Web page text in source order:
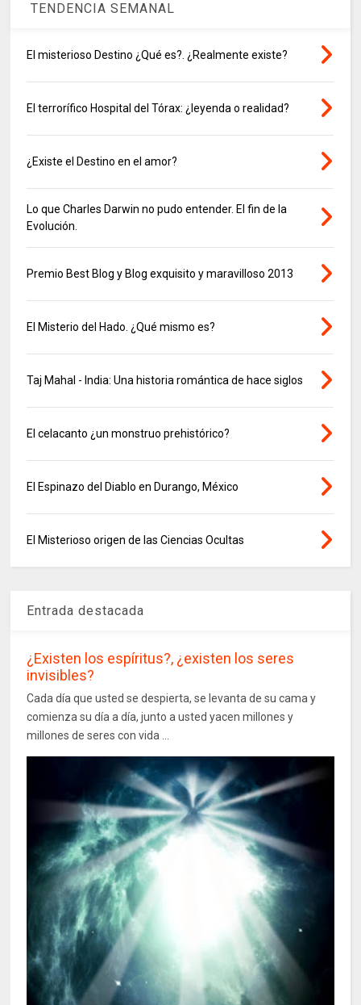
TENDENCIA SEMANAL
El misterioso Destino ¿Qué es?. ¿Realmente existe?
El terrorífico Hospital del Tórax: ¿leyenda o realidad?
¿Existe el Destino en el amor?
Lo que Charles Darwin no pudo entender. El fin de la
Evolución.
Premio Best Blog y Blog exquisito y maravilloso 2013
El Misterio del Hado. ¿Qué mismo es?
Taj Mahal - India: Una historia romántica de hace siglos
El celacanto ¿un monstruo prehistórico?
El Espinazo del Diablo en Durango, México
El Misterioso origen de las Ciencias Ocultas
Entrada destacada
¿Existen los espíritus?, ¿existen los seres
invisibles?
Cada día que usted se despierta, se levanta de su cama y
comienza su día a día, junto a usted yacen millones y
millones de seres con vida ...